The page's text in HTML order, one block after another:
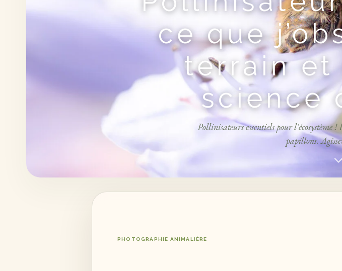
ce que
terrain et
science
Pollinisateurs essentiels pour l'écosystème
papillons.
PHOTOGRAPHIE ANIMALIÈRE